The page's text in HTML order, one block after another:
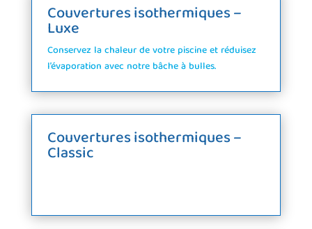
Couvertures isothermiques –
Luxe
Conservez la chaleur de votre piscine et réduisez
l’évaporation avec notre bâche à bulles.
Couvertures isothermiques –
Classic